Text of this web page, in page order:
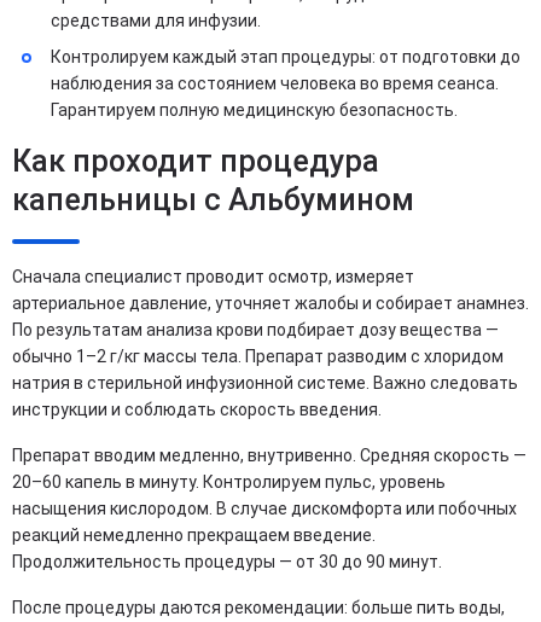
средствами для инфузии.
Контролируем каждый этап процедуры: от подготовки до
наблюдения за состоянием человека во время сеанса.
Гарантируем полную медицинскую безопасность.
Как проходит процедура
капельницы с Альбумином
Сначала специалист проводит осмотр, измеряет
артериальное давление, уточняет жалобы и собирает анамнез.
По результатам анализа крови подбирает дозу вещества —
обычно 1–2 г/кг массы тела. Препарат разводим с хлоридом
натрия в стерильной инфузионной системе. Важно следовать
инструкции и соблюдать скорость введения.
Препарат вводим медленно, внутривенно. Средняя скорость —
20–60 капель в минуту. Контролируем пульс, уровень
насыщения кислородом. В случае дискомфорта или побочных
реакций немедленно прекращаем введение.
Продолжительность процедуры — от 30 до 90 минут.
После процедуры даются рекомендации: больше пить воды,